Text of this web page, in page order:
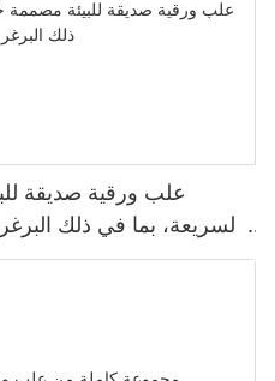
علب ورقية صديقة
السريعة، بما في ذلك